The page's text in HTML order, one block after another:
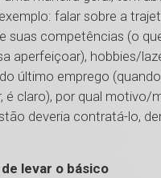
falar sobre a
suas competências (o
aperfeiçoar), hobbies/
último emprego
é claro), por qual motivo/
deveria contratá-lo,
levar o básico